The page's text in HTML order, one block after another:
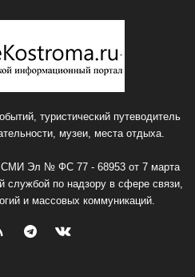
туристический путеводитель
музеи, места отдыха.
СМИ Эл № ФС 77 - 68953 от 7 марта
службой по надзору в сфере связи,
и массовых коммуникаций.